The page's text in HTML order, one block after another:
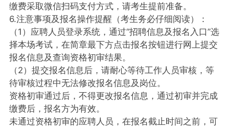
缴费采取微信扫码支付方式，请考生提前准备。
6.注意事项及报名操作提醒（考生务必仔细阅读）：
（1）应聘人员登录系统，通过“招聘信息及报名入口”选
择本场考试，在简章最下方点击报名按钮进行网上提交
报名信息及查询资格初审结果。
（2）提交报名信息后，请耐心等待工作人员审核，等
待审核过程中无法修改报名信息及岗位。
资格初审通过后，不得更改报名信息，通过初审并完成
缴费后，报名方为有效。
未通过资格初审的应聘人员，在报名截止时间之前，可